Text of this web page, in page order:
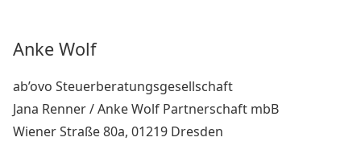
Anke Wolf
ab’ovo Steuerberatungsgesellschaft
Jana Renner / Anke Wolf Partnerschaft mbB
Wiener Straße 80a, 01219 Dresden